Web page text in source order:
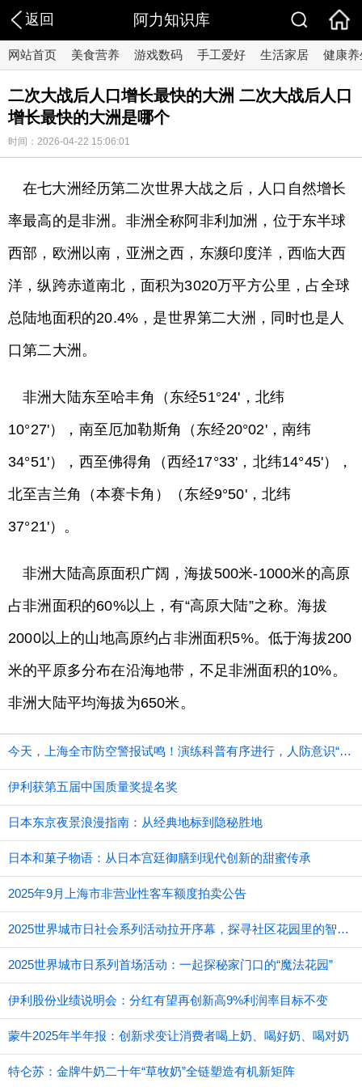
返回 阿力知识库
网站首页 美食营养 游戏数码 手工爱好 生活家居 健康养
二次大战后人口增长最快的大洲 二次大战后人口
增长最快的大洲是哪个
时间：2026-04-22 15:06:01
在七大洲经历第二次世界大战之后，人口自然增长
率最高的是非洲。非洲全称阿非利加洲，位于东半球
西部，欧洲以南，亚洲之西，东濒印度洋，西临大西
洋，纵跨赤道南北，面积为3020万平方公里，占全球
总陆地面积的20.4%，是世界第二大洲，同时也是人
口第二大洲。
非洲大陆东至哈丰角（东经51°24'，北纬
10°27'），南至厄加勒斯角（东经20°02'，南纬
34°51'），西至佛得角（西经17°33'，北纬14°45'），
北至吉兰角（本赛卡角）（东经9°50'，北纬
37°21'）。
非洲大陆高原面积广阔，海拔500米-1000米的高原
占非洲面积的60%以上，有“高原大陆”之称。海拔
2000以上的山地高原约占非洲面积5%。低于海拔200
米的平原多分布在沿海地带，不足非洲面积的10%。
非洲大陆平均海拔为650米。
今天，上海全市防空警报试鸣！演练科普有序进行，人防意识“声入人心”
伊利获第五届中国质量奖提名奖
日本东京夜景浪漫指南：从经典地标到隐秘胜地
日本和菓子物语：从日本宫廷御膳到现代创新的甜蜜传承
2025年9月上海市非营业性客车额度拍卖公告
2025世界城市日社会系列活动拉开序幕，探寻社区花园里的智慧应用
2025世界城市日系列首场活动：一起探秘家门口的“魔法花园”
伊利股份业绩说明会：分红有望再创新高9%利润率目标不变
蒙牛2025年半年报：创新求变让消费者喝上奶、喝好奶、喝对奶
特仑苏：金牌牛奶二十年“草牧奶”全链塑造有机新矩阵